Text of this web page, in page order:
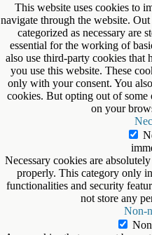
This website uses cookies to
navigate through the website.
categorized as necessary are
essential for the working of
also use third-party cookies that
you use this website. These
only with your consent. You
cookies. But opting out of some
on your
Necessary cookies are
properly. This category only
functionalities and security
not store any
Non-